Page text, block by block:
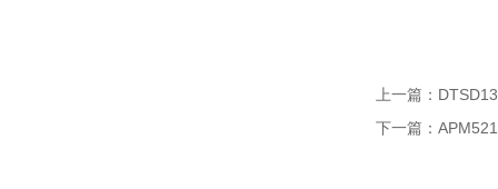
上一篇：
下一篇：